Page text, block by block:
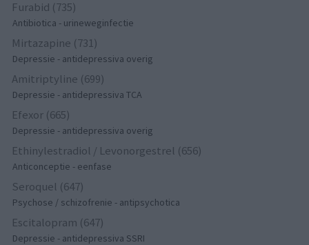
Furabid (735)
Antibiotica - urineweginfectie
Mirtazapine (731)
Depressie - antidepressiva overig
Amitriptyline (699)
Depressie - antidepressiva TCA
Efexor (665)
Depressie - antidepressiva overig
Ethinylestradiol / Levonorgestrel (656)
Anticonceptie - eenfase
Seroquel (647)
Psychose / schizofrenie - antipsychotica
Escitalopram (647)
Depressie - antidepressiva SSRI